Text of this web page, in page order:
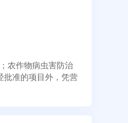
农作物病虫害防治
批准的项目外，凭营